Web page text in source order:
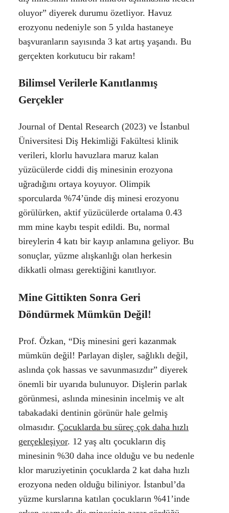
oluyor” diyerek durumu özetliyor. Havuz
erozyonu nedeniyle son 5 yılda hastaneye
başvuranların sayısında 3 kat artış yaşandı. Bu
gerçekten korkutucu bir rakam!
Bilimsel Verilerle Kanıtlanmış
Gerçekler
Journal of Dental Research (2023) ve İstanbul
Üniversitesi Diş Hekimliği Fakültesi klinik
verileri, klorlu havuzlara maruz kalan
yüzücülerde ciddi diş minesinin erozyona
uğradığını ortaya koyuyor. Olimpik
sporcularda %74’ünde diş minesi erozyonu
görülürken, aktif yüzücülerde ortalama 0.43
mm mine kaybı tespit edildi. Bu, normal
bireylerin 4 katı bir kayıp anlamına geliyor. Bu
sonuçlar, yüzme alışkanlığı olan herkesin
dikkatli olması gerektiğini kanıtlıyor.
Mine Gittikten Sonra Geri
Döndürmek Mümkün Değil!
Prof. Özkan, “Diş minesini geri kazanmak
mümkün değil! Parlayan dişler, sağlıklı değil,
aslında çok hassas ve savunmasızdır” diyerek
önemli bir uyarıda bulunuyor. Dişlerin parlak
görünmesi, aslında minesinin incelmiş ve alt
tabakadaki dentinin görünür hale gelmiş
olmasıdır. Çocuklarda bu süreç çok daha hızlı
gerçekleşiyor. 12 yaş altı çocukların diş
minesinin %30 daha ince olduğu ve bu nedenle
klor maruziyetinin çocuklarda 2 kat daha hızlı
erozyona neden olduğu biliniyor. İstanbul’da
yüzme kurslarına katılan çocukların %41’inde